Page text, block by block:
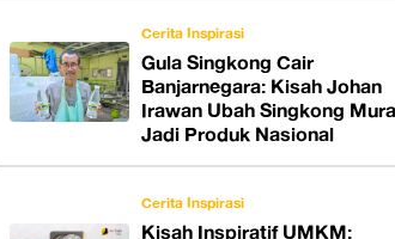
Cerita Inspirasi
Gula Singkong Cair
Banjarnegara: Kisah Johan
Irawan Ubah Singkong
Jadi Produk Nasional
Cerita Inspirasi
Kisah Inspiratif UMKM: